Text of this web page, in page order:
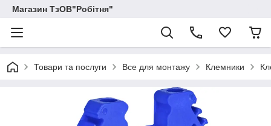
Магазин ТзОВ"Робітня"
Товари та послуги Все для монтажу Клемники